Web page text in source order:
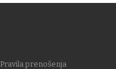
Pravila prenošenja